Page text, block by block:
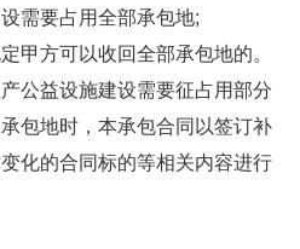
需要占用全部承包地;
甲方可以收回全部承包地的。
公益设施建设需要征占用部分
包地时，本承包合同以签订补
化的合同标的等相关内容进行